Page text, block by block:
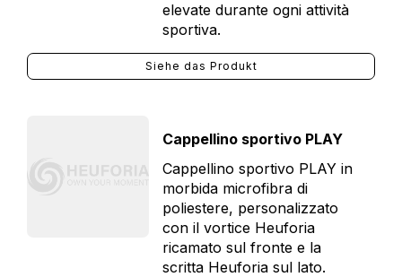
elevate durante ogni attività
sportiva.
Siehe das Produkt
Cappellino sportivo PLAY
Cappellino sportivo PLAY in
morbida microfibra di
poliestere, personalizzato
con il vortice Heuforia
ricamato sul fronte e la
scritta Heuforia sul lato.